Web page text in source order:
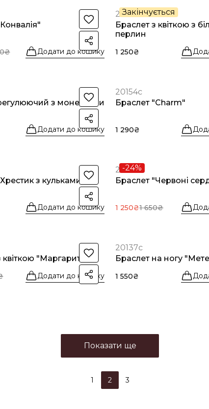
Додати до кошику
Закінчується
20160с
Браслет з квіткою з
перлин
1 250₴
з монетками
Додати до кошику
20154с
Браслет "Charm"
1 290₴
з кульками"
Додати до кошику
-24%
20146с
Браслет "Червоні
1 250₴1 650₴
квіткою "Маргаритка"
Додати до кошику
20137с
Браслет на ногу
1 550₴
Показати ще
1 2 3